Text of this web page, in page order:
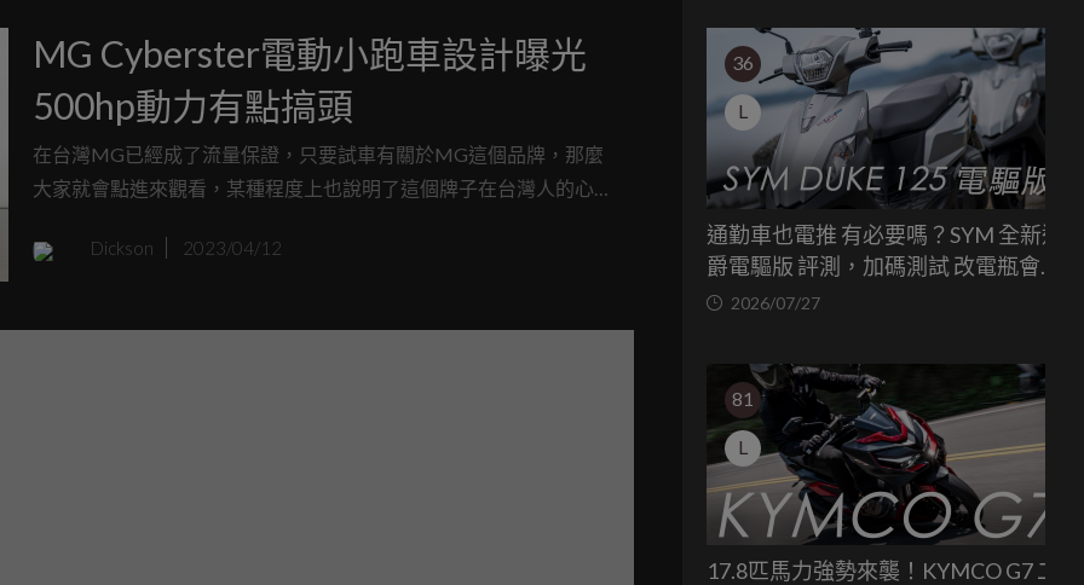
MG Cyberster電動小跑車設計曝光
500hp動力有點搞頭
在台灣MG已經成了流量保證，只要試車有關於MG這個品牌，那麼
大家就會點進來觀看，某種程度上也說明了這個牌子在台灣人的心
麼好嗎？但先不論MG好還是不好，在中國市場當中他們即將推出一
Dickson 2023/04/12
36
L
通勤車也電推 有必要嗎？SYM 全新迪
爵電驅版 評測，加碼測試 改電瓶會更
省油嗎？
2026/07/27
81
L
17.8匹馬力強勢來襲！KYMCO G7 二